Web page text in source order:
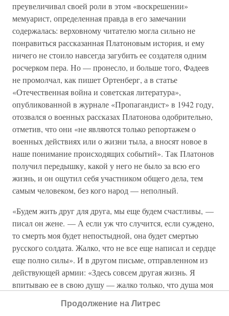
преувеличивал своей роли в этом «воскрешении»
мемуарист, определенная правда в его замечании
содержалась: верховному читателю могла сильно не
понравиться рассказанная Платоновым история, и ему
ничего не стоило навсегда загубить ее создателя одним
росчерком пера. Но — пронесло, и больше того, Фадеев
не промолчал, как пишет Ортенберг, а в статье
«Отечественная война и советская литература»,
опубликованной в журнале «Пропагандист» в 1942 году,
отозвался о военных рассказах Платонова одобрительно,
отметив, что они «не являются только репортажем о
военных действиях или о жизни тыла, а вносят новое в
наше понимание происходящих событий». Так Платонов
получил передышку, какой у него не было за всю его
жизнь, и он ощутил себя участником общего дела, тем
самым человеком, без кого народ — неполный.
«Будем жить друг для друга, мы еще будем счастливы, —
писал он жене. — А если уж что случится, если суждено,
то смерть моя будет непостыдной, она будет смертью
русского солдата. Жалко, что не все еще написал и сердце
еще полно силы». И в другом письме, отправленном из
действующей армии: «Здесь совсем другая жизнь. Я
впитываю ее в свою душу — жалко только, что душа моя
Продолжение на Литрес